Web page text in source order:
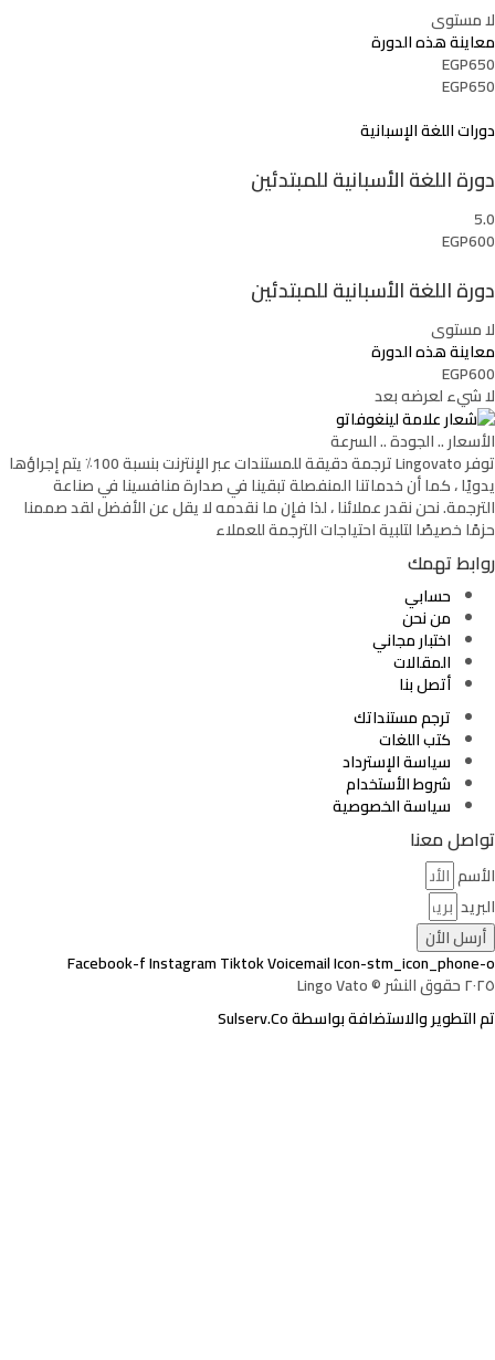
لا مستوى
معاينة هذه الدورة
EGP650
EGP650
دورات اللغة الإسبانية
دورة اللغة الأسبانية للمبتدئين
5.0
EGP600
دورة اللغة الأسبانية للمبتدئين
لا مستوى
معاينة هذه الدورة
EGP600
لا شيء لعرضه بعد
الأسعار .. الجودة .. السرعة
توفر Lingovato ترجمة دقيقة للمستندات عبر الإنترنت بنسبة 100٪ يتم إجراؤها
يدويًا ، كما أن خدماتنا المنفصلة تبقينا في صدارة منافسينا في صناعة
الترجمة. نحن نقدر عملائنا ، لذا فإن ما نقدمه لا يقل عن الأفضل لقد صممنا
حزمًا خصيصًا لتلبية احتياجات الترجمة للعملاء
روابط تهمك
حسابي
من نحن
اختبار مجاني
المقالات
أتصل بنا
ترجم مستنداتك
كتب اللغات
سياسة الإسترداد
شروط الأستخدام
سياسة الخصوصية
تواصل معنا
الأسم
البريد
أرسل الأن
Facebook-fInstagramTiktokVoicemailIcon-stm_icon_phone-o
٢٠٢٥ حقوق النشر © Lingo Vato
تم التطوير والاستضافة بواسطة Sulserv.Co